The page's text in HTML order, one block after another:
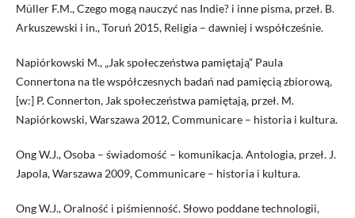
Müller F.M., Czego mogą nauczyć nas Indie? i inne pisma, przeł. B.
Arkuszewski i in., Toruń 2015, Religia – dawniej i współcześnie.
Napiórkowski M., „Jak społeczeństwa pamiętają” Paula
Connertona na tle współczesnych badań nad pamięcią zbiorową,
[w:] P. Connerton, Jak społeczeństwa pamiętają, przeł. M.
Napiórkowski, Warszawa 2012, Communicare – historia i kultura.
Ong W.J., Osoba – świadomość – komunikacja. Antologia, przeł. J.
Japola, Warszawa 2009, Communicare – historia i kultura.
Ong W.J., Oralność i piśmienność. Słowo poddane technologii,